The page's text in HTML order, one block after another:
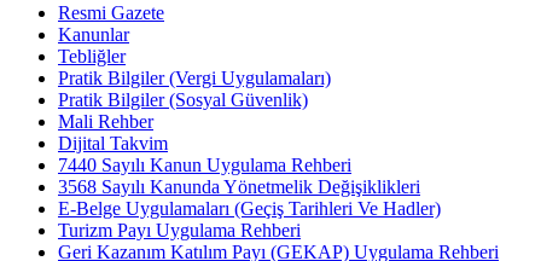
Resmi Gazete
Kanunlar
Tebliğler
Pratik Bilgiler (Vergi Uygulamaları)
Pratik Bilgiler (Sosyal Güvenlik)
Mali Rehber
Dijital Takvim
7440 Sayılı Kanun Uygulama Rehberi
3568 Sayılı Kanunda Yönetmelik Değişiklikleri
E-Belge Uygulamaları (Geçiş Tarihleri Ve Hadler)
Turizm Payı Uygulama Rehberi
Geri Kazanım Katılım Payı (GEKAP) Uygulama Rehberi